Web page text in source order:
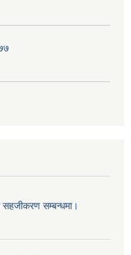
सम्बन्धमा।